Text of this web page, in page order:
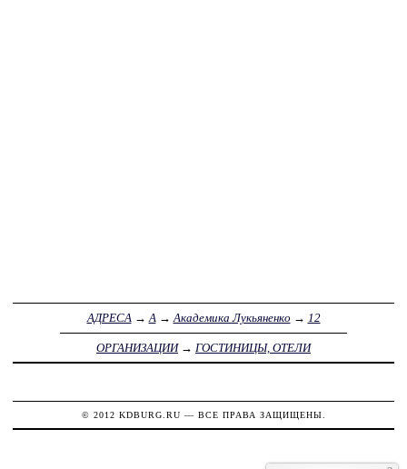
АДРЕСА→А→Академика Лукьяненко → 12
ОРГАНИЗАЦИИ→ ГОСТИНИЦЫ, ОТЕЛИ
© 2012 KDBURG.RU — ВСЕ ПРАВА ЗАЩИЩЕНЫ.